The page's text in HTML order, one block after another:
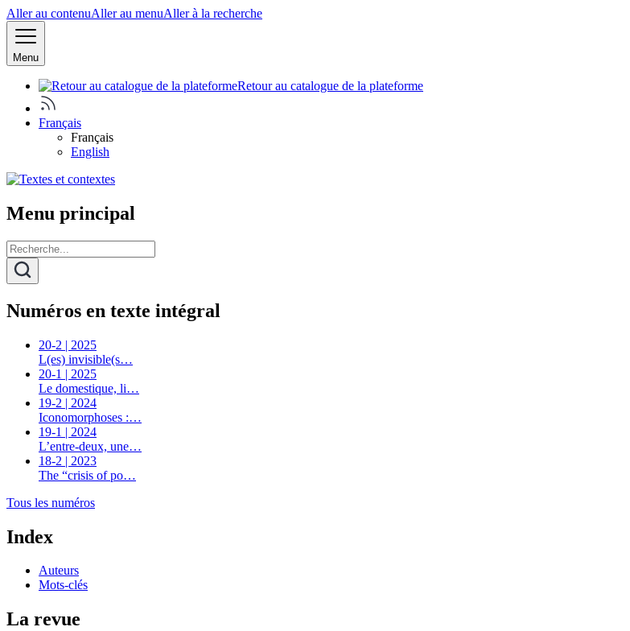
Aller au contenuAller au menuAller à la recherche
Menu
Retour au catalogue de la plateforme
Français
Français
English
Menu principal
Numéros en texte intégral
20-2 | 2025
L(es) invisible(s…
20-1 | 2025
Le domestique, li…
19-2 | 2024
Iconomorphoses :…
19-1 | 2024
L’entre-deux, une…
18-2 | 2023
The “crisis of po…
Tous les numéros
Index
Auteurs
Mots-clés
La revue